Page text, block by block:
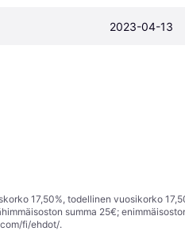
2023-04-13
17,50%, todellinen vuosikorko
summa 25€;
fi/ehdot/.